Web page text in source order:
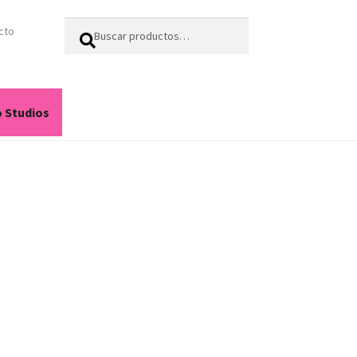
Buscar
Buscar
Studios